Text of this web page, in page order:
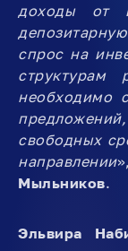
доходы от
спрос на
необходимо
свободных
направлении
Мыльников.
Эльвира